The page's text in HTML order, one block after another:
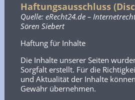
Haftungsausschluss
Quelle: eRecht24.de –
Sören Siebert
Haftung für Inhalte
Die Inhalte unserer Seiten
Sorgfalt erstellt. Für die
und Aktualität der Inhalte
Gewähr übernehmen.